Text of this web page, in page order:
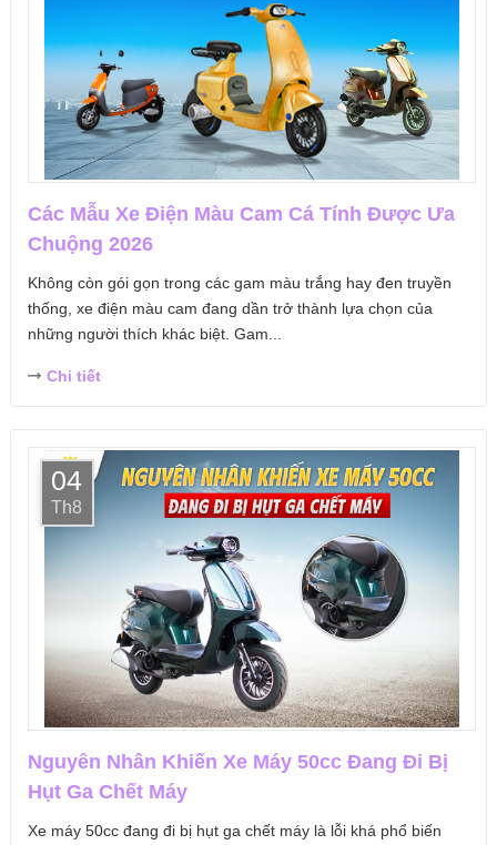
Các Mẫu Xe Điện Màu Cam Cá Tính Được Ưa
Chuộng 2026
Không còn gói gọn trong các gam màu trắng hay đen truyền
thống, xe điện màu cam đang dần trở thành lựa chọn của
những người thích khác biệt. Gam...
Chi tiết
04
Th8
Nguyên Nhân Khiến Xe Máy 50cc Đang Đi Bị
Hụt Ga Chết Máy
Xe máy 50cc đang đi bị hụt ga chết máy là lỗi khá phổ biến